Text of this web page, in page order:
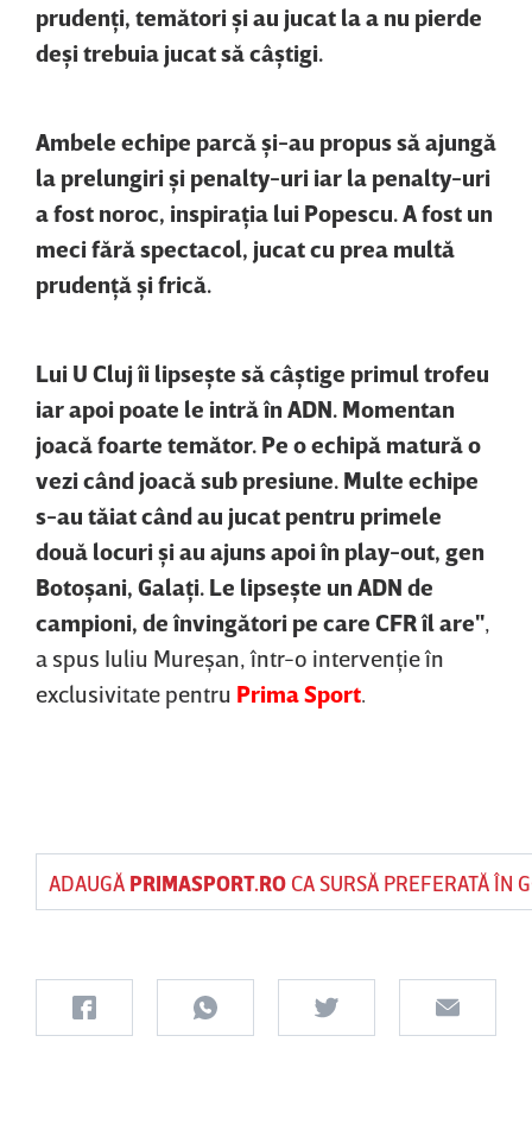
prudenţi, temători şi au jucat la a nu pierde
deşi trebuia jucat să câştigi.
Ambele echipe parcă şi-au propus să ajungă
la prelungiri şi penalty-uri iar la penalty-uri
a fost noroc, inspiraţia lui Popescu. A fost un
meci fără spectacol, jucat cu prea multă
prudenţă şi frică.
Lui U Cluj îi lipseşte să câştige primul trofeu
iar apoi poate le intră în ADN. Momentan
joacă foarte temător. Pe o echipă matură o
vezi când joacă sub presiune. Multe echipe
s-au tăiat când au jucat pentru primele
două locuri şi au ajuns apoi în play-out, gen
Botoşani, Galaţi. Le lipseşte un ADN de
campioni, de învingători pe care CFR îl are"
a spus Iuliu Mureşan, într-o intervenţie în
exclusivitate pentru Prima Sport
ADAUGĂ PRIMASPORT.ROCA SURSĂ PREFERATĂ ÎN